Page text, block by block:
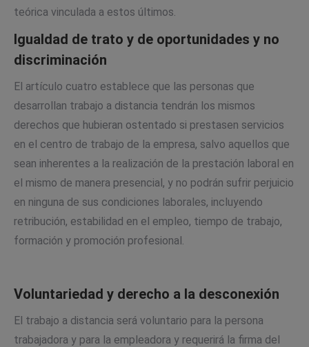
teórica vinculada a estos últimos.
Igualdad de trato y de oportunidades y no
discriminación
El artículo cuatro establece que las personas que
desarrollan trabajo a distancia tendrán los mismos
derechos que hubieran ostentado si prestasen servicios
en el centro de trabajo de la empresa, salvo aquellos que
sean inherentes a la realización de la prestación laboral en
el mismo de manera presencial, y no podrán sufrir perjuicio
en ninguna de sus condiciones laborales, incluyendo
retribución, estabilidad en el empleo, tiempo de trabajo,
formación y promoción profesional.
Voluntariedad y derecho a la desconexión
El trabajo a distancia será voluntario para la persona
trabajadora y para la empleadora y requerirá la firma del